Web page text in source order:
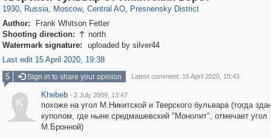
1930, Russia, Moscow, Central AO, Presnensky District
Author:
Frank Whitson Fetter
Shooting direction:  north
Watermark signature:
uploaded by silver44
Last edit 15 April 2020, 19:38
5
Sign in to share your opinion Latest comment: 15 April 2020, 15:43
K
Khebeb · 2 July 2009, 13:47
похоже на угол М.Никитской и Тверского бульвара (тогда
куполом, где ныне средмашевский "Монолит", отмечает угол
М.Бронной)